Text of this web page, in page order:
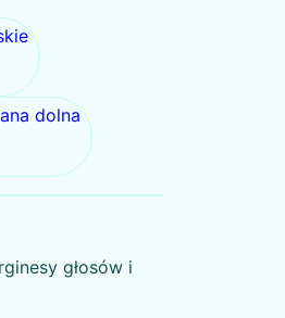
dolna
głosów i